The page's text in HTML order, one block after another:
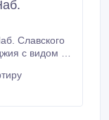
Славского
с видом на
Спутниковое